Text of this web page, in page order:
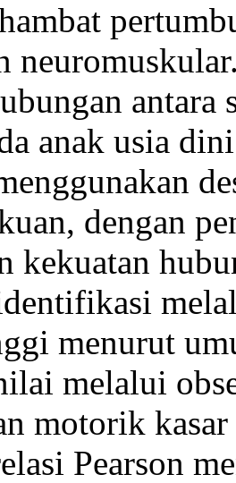
antara
anak usia
dengan
kekuatan
menurut
melalui
motorik
Pearson